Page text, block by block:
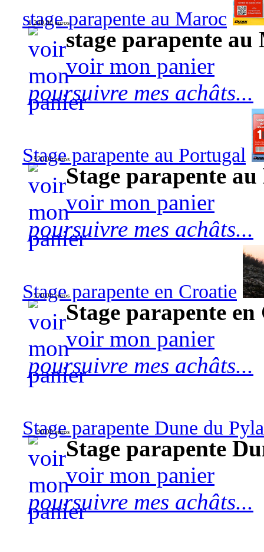
stage parapente au Maroc
1 240,00 euros
stage parapente au
voir mon panier
poursuivre mes achâts...
Stage parapente au Portugal
570,00 euros
Stage parapente
voir mon panier
poursuivre mes achâts...
Stage parapente en Croatie
570,00 euros
Stage parapente
voir mon panier
poursuivre mes achâts...
Stage parapente Dune du
90,00 euros
Stage parapente
voir mon panier
poursuivre mes achâts...